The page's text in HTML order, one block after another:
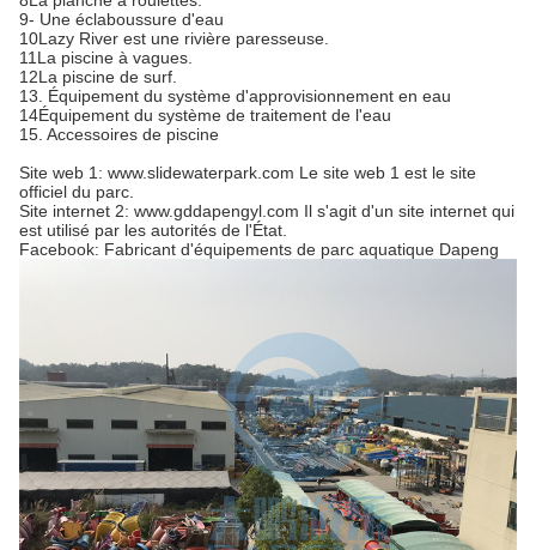
9- Une éclaboussure d'eau
10Lazy River est une rivière paresseuse.
11La piscine à vagues.
12La piscine de surf.
13. Équipement du système d'approvisionnement en eau
14Équipement du système de traitement de l'eau
15. Accessoires de piscine
Site web 1: www.slidewaterpark.com Le site web 1 est le site
officiel du parc.
Site internet 2: www.gddapengyl.com Il s'agit d'un site internet qui
est utilisé par les autorités de l'État.
Facebook: Fabricant d'équipements de parc aquatique Dapeng